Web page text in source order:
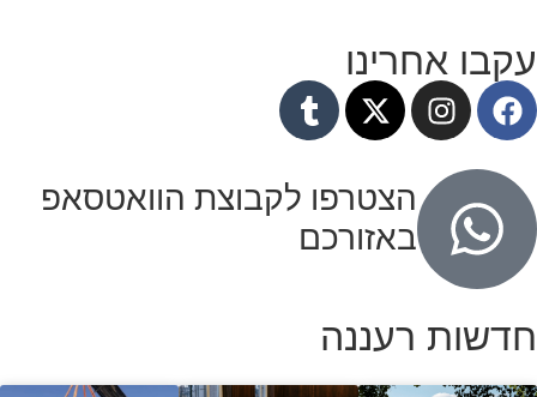
עקבו אחרינו
הצטרפו לקבוצת הוואטסאפ
באזורכם
חדשות רעננה